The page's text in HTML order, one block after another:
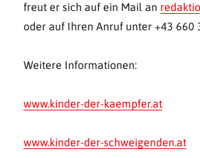
freut er sich auf ein Mail an
oder auf Ihren Anruf unter +43 660
Weitere Informationen:
www.kinder-der-kaempfer.at
www.kinder-der-schweigenden.at